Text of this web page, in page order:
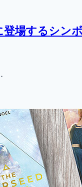
場するシン